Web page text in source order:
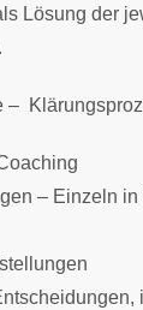
Lösung der
–
– Einzeln in